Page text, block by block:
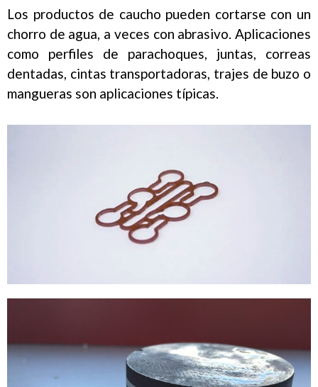
Los productos de caucho pueden cortarse con un
chorro de agua, a veces con abrasivo. Aplicaciones
como perfiles de parachoques, juntas, correas
dentadas, cintas transportadoras, trajes de buzo o
mangueras son aplicaciones típicas.